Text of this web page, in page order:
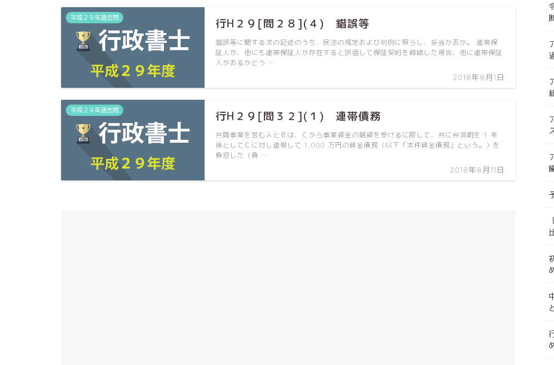
平成２９年過去問 行H２９[問２８](４) 錯誤等
2018年8月1日
錯誤等に関する次の記述のうち、民法の規定および判例に照らし、妥当か否か。 連帯保
証人が、他にも連帯保証人が存在すると誤信して保証契約を締結した場合、他に連帯保証
人があるかどう …
平成２９年過去問 行H２９[問３２](１) 連帯債務
2018年8月11日
共同事業を営むＡとＢは、Ｃから事業資金の融資を受けるに際して、共に弁済期を 1 年
後としてＣに対し連帯して 1,000 万円の貸金債務（以下「本件貸金債務」という。）を
負担した（負 …